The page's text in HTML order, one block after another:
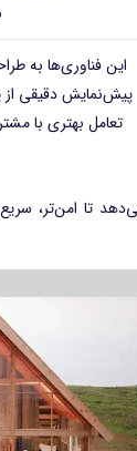
این فناوری‌ها به
پیش‌نمایش دقیقی از
تعامل بهتری با
تا امن‌تر،